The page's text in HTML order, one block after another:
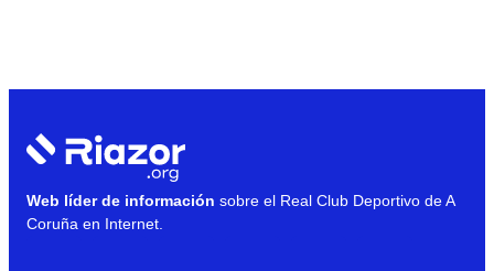
Web líder de información sobre el Real Club Deportivo de A
Coruña en Internet.